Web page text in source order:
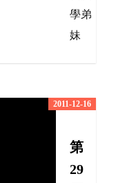
學弟
妹
2011-12-16
第
29